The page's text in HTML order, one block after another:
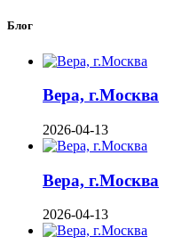
Блог
Вера, г.Москва
2026-04-13
Вера, г.Москва
2026-04-13